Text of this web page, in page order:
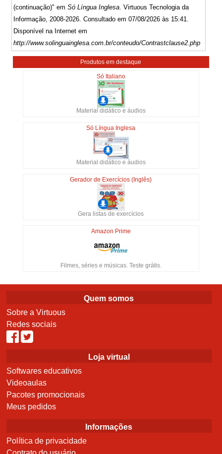
(continuação)" emSó Língua Inglesa. Virtuous Tecnologia da
Informação, 2008-2026. Consultado em 07/08/2026 às 15:41.
Disponível na Internet em
http://www.solinguainglesa.com.br/conteudo/Contrastclause2.php
Produtos em destaque
Só Italiano
Material didático e áudios
Só Língua Inglesa
Material didático e áudios
Gerador de Exercícios (Inglês)
Gera listas de exercícios
Amazon Prime
Filmes, séries e músicas. Teste grátis.
Quem somos
Sobre a Virtuous
Redes sociais
Loja virtual
Softwares educativos
Videoaulas
Pacotes promocionais
Meus pedidos
Informações
Política de privacidade